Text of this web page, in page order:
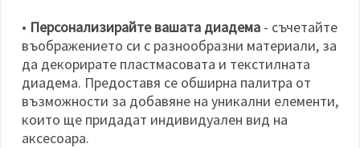
• Персонализирайте вашата диадема - съчетайте
въображението си с разнообразни материали, за
да декорирате пластмасовата и текстилната
диадема. Предоставя се обширна палитра от
възможности за добавяне на уникални елементи,
които ще придадат индивидуален вид на
аксесоара.